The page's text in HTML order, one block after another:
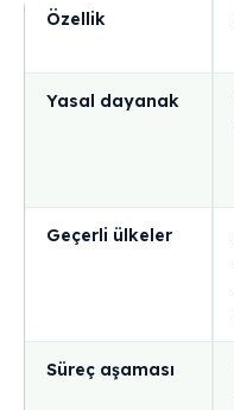
Özellik
Yasal dayanak
Geçerli ülkeler
Süreç aşaması